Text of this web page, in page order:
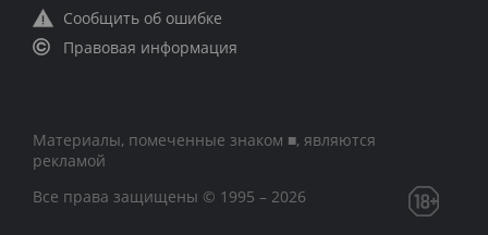
Сообщить об ошибке
Правовая информация
Материалы, помеченные знаком ■, являются
рекламой
Все права защищены © 1995 – 2026